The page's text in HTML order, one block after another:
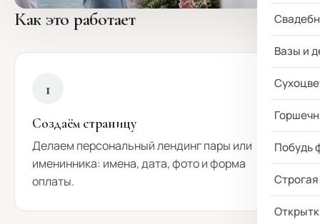
Вазы и
Побудь
Как это работает
1
Создаём страницу
Делаем персональный лендинг пары или
именинника: имена, дата, фото и форма
оплаты.